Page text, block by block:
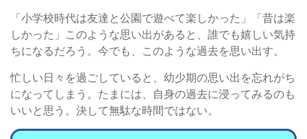
「小学校時代は友達と公園で遊べて楽しかった」「昔は楽
しかった」このような思い出があると、誰でも嬉しい気持
ちになるだろう。今でも、このような過去を思い出す。
忙しい日々を過ごしていると、幼少期の思い出を忘れがち
になってしまう。たまには、自身の過去に浸ってみるのも
いいと思う。決して無駄な時間ではない。